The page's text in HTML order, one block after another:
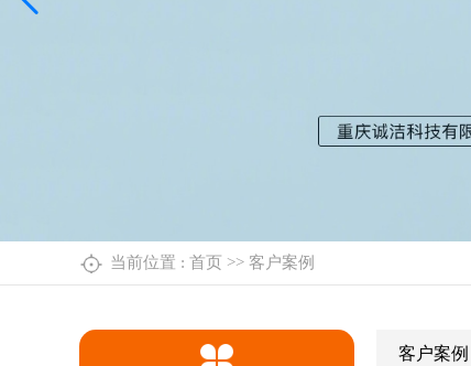
当前位置 : 首页 >> 客户案例
客户案例